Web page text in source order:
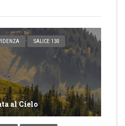
SALICE 130
al Cielo